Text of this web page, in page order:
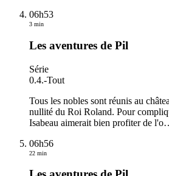
06h53
3 min
Les aventures de Pil
Série
0.4.-Tout
Tous les nobles sont réunis au
nullité du Roi Roland. Pour
Isabeau aimerait bien profiter de l'o
06h56
22 min